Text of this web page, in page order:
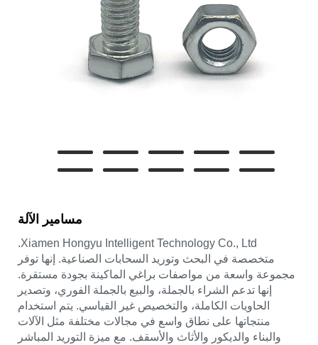
مسامير الآلة
Xiamen Hongyu Intelligent Technology Co., Ltd.
متخصصة في البحث وتوريد السحابات الصناعية. إنها توفر
مجموعة واسعة من مواصفات براغي الماكينة بجودة مستقرة.
إنها تدعم الشراء بالجملة، والبيع بالجملة الفوري، وتصدير
الحاويات الكاملة، والتخصيص غير القياسي. يتم استخدام
منتجاتها على نطاق واسع في مجالات مختلفة مثل الآلات
والبناء والديكور والأثاث والأسقف. مع ميزة التوريد المباشر